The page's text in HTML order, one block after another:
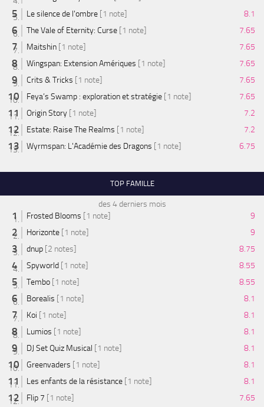
Le silence de l'ombre [1 note]
8.1
The Vale of Eternity: Curse [1 note]
7.65
Maitshin [1 note]
7.65
Wingspan: Extension Amériques [1 note]
7.65
Crits & Tricks [1 note]
7.65
Feya’s Swamp : exploration et stratégie [1 note]
7.65
Origin Story [1 note]
7.2
Estate: Raise The Realms [1 note]
7.2
Wyrmspan: L'Académie des Dragons [1 note] 6.75
TOP FAMILLE
des 4 derniers mois
Frosted Blooms [1 note]
9
Horizonte [1 note]
9
dnup [2 notes]
8.75
Spyworld [1 note]
8.55
Tembo [1 note]
8.55
Borealis [1 note]
8.1
Koi [1 note]
8.1
Lumios [1 note]
8.1
DJ Set Quiz Musical [1 note]
8.1
Greenvaders [1 note]
8.1
Les enfants de la résistance [1 note]
8.1
Flip 7 [1 note]
7.65